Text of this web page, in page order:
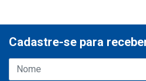
Cadastre-se para